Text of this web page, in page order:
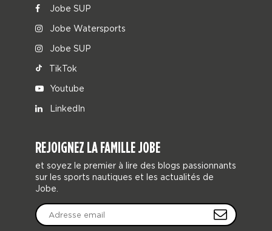
Jobe SUP
Jobe Watersports
Jobe SUP
TikTok
Youtube
LinkedIn
REJOIGNEZ LA FAMILLE JOBE
et soyez le premier à lire des blogs passionnants
sur les sports nautiques et les actualités de
Jobe.